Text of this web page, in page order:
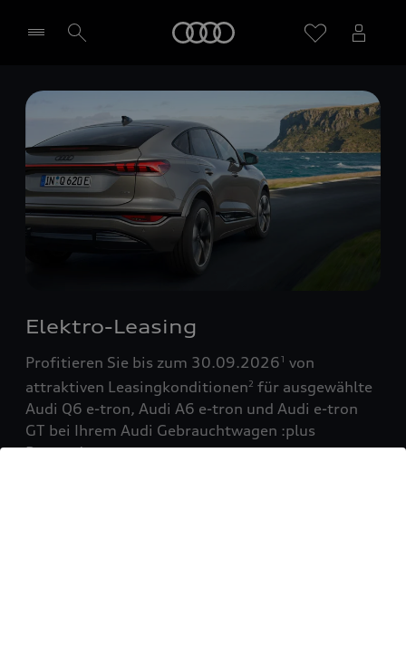
Händler wählen
Elektro-Leasing
Profitieren Sie bis zum 30.09.20261 von
attraktiven Leasingkonditionen2 für ausgewählte
Audi Q6 e-tron, Audi A6 e-tron und Audi e-tron
GT bei Ihrem Audi Gebrauchtwagen :plus
Partner!